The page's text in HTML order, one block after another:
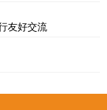
友好交流